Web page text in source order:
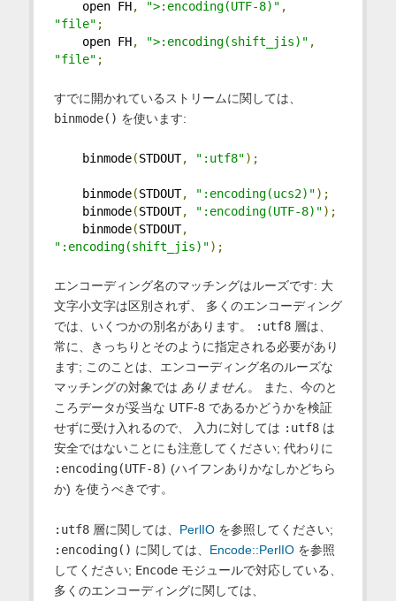
open FH, ">:encoding(UTF-8)" ,
"file" ;
open FH, ">:encoding(shift_jis)" ,
"file" ;
すでに開かれているストリームに関しては、
binmode() を使います:
binmode(STDOUT, ":utf8");
binmode(STDOUT, ":encoding(ucs2)");
binmode(STDOUT, ":encoding(UTF-8)");
binmode(STDOUT,
":encoding(shift_jis)");
エンコーディング名のマッチングはルーズです: 大
文字小文字は区別されず、 多くのエンコーディング
では、いくつかの別名があります。
:utf8層は、
常に、きっちりとそのように指定される必要があり
ます; このことは、エンコーディング名のルーズな
マッチングの対象では ありません。 また、今のと
ころデータが妥当な UTF-8 であるかどうかを検証
せずに受け入れるので、 入力に対しては :utf8は
安全ではないことにも注意してください; 代わりに
:encoding(UTF-8) (ハイフンありかなしかどちら
か) を使うべきです。
:utf8層に関しては、 PerlIOを参照してください;
:encoding() に関しては、 Encode::PerlIOを参照
してください; Encodeモジュールで対応している、
多くのエンコーディングに関しては、